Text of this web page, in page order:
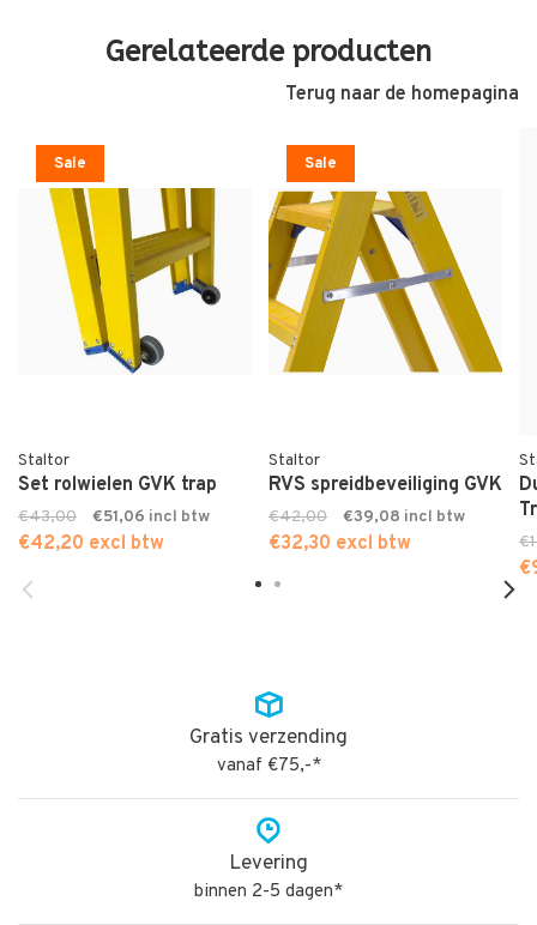
Gerelateerde producten
Terug naar de homepagina
Sale
Staltor
Set rolwielen GVK trap
€43,00 €51,06
€42,20 excl btw
Sale
Staltor
RVS spreidbeveiliging GVK
€42,00 €39,08
€32,30 excl btw
Gratis verzending
vanaf €75,-*
Levering
binnen 2-5 dagen*